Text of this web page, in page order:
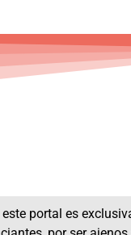
portal es